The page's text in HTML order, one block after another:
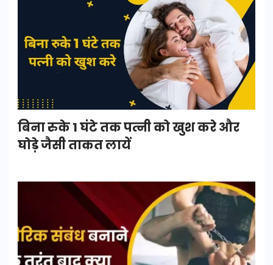
बिना रुके 1 घंटे तक पत्नी को खुश करे और
घोड़े जैसी ताकत लायें